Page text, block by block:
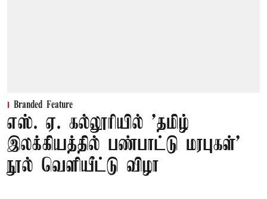
Branded Feature
எஸ். ஏ. கல்லூரியில் 'தமிழ்
இலக்கியத்தில் பண்பாட்டு மரபுகள்'
நூல் வெளியீட்டு விழா